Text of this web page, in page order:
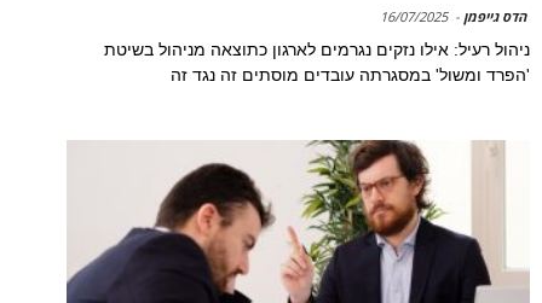
הדס גייפמן -
16/07/2025
ניהול רעיל: אילו נזקים נגרמים לארגון כתוצאה מניהול בשיטת
'הפרד ומשול' במסגרתה עובדים מוסתים זה נגד זה